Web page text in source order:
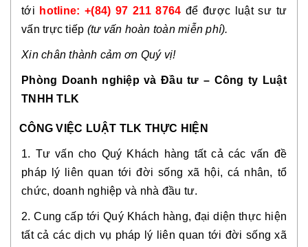
tới hotline: +(84) 97 211 8764 để được luật sư tư
vấn trực tiếp (tư vấn hoàn toàn miễn phí).
Xin chân thành cảm ơn Quý vị!
Phòng Doanh nghiệp và Đầu tư – Công ty Luật
TNHH TLK
CÔNG VIỆC LUẬT TLK THỰC HIỆN
1. Tư vấn cho Quý Khách hàng tất cả các vấn đề
pháp lý liên quan tới đời sống xã hội, cá nhân, tổ
chức, doanh nghiệp và nhà đầu tư.
2. Cung cấp tới Quý Khách hàng, đại diện thực hiện
tất cả các dịch vụ pháp lý liên quan tới đời sống xã